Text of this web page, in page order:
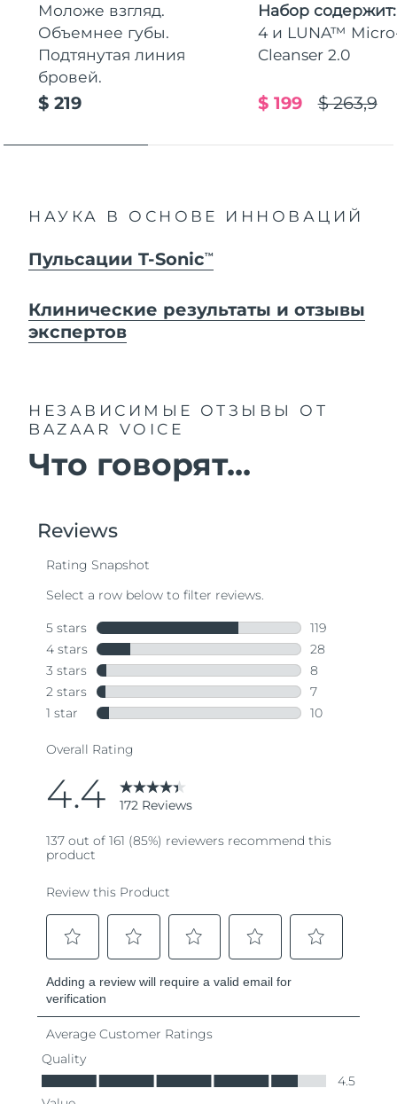
Моложе взгляд.
Объемнее губы.
Подтянутая линия
бровей.
$ 219
Набор
4 и LUNA™
Cleanser 2.0
$ 263,9
$ 199
НАУКА В ОСНОВЕ ИННОВАЦИЙ
Пульсации T-SonicTM
Клинические результаты и отзывы
экспертов
НЕЗАВИСИМЫЕ ОТЗЫВЫ
ОТ
BAZAAR VOICE
Что говорят...